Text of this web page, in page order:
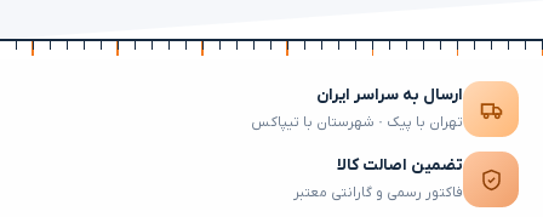
ارسال به سراسر ایران
تهران با پیک · شهرستان با تیپاکس
تضمین اصالت کالا
فاکتور رسمی و گارانتی معتبر